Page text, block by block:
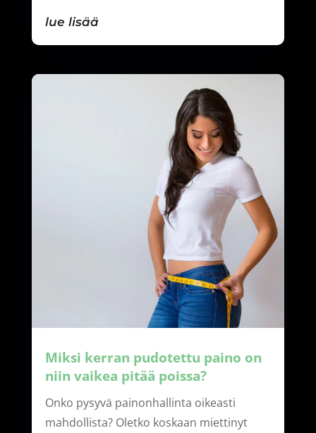
lue lisää
Miksi kerran pudotettu paino on
niin vaikea pitää poissa?
Onko pysyvä painonhallinta oikeasti
mahdollista? Oletko koskaan miettinyt